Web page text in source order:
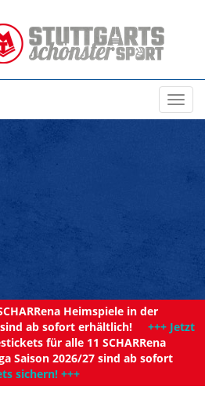
Heimspiele in der
sind ab sofort erhältlich! +++ Jetzt
für alle 11 SCHARRena
Saison 2026/27 sind ab sofort
sichern! +++